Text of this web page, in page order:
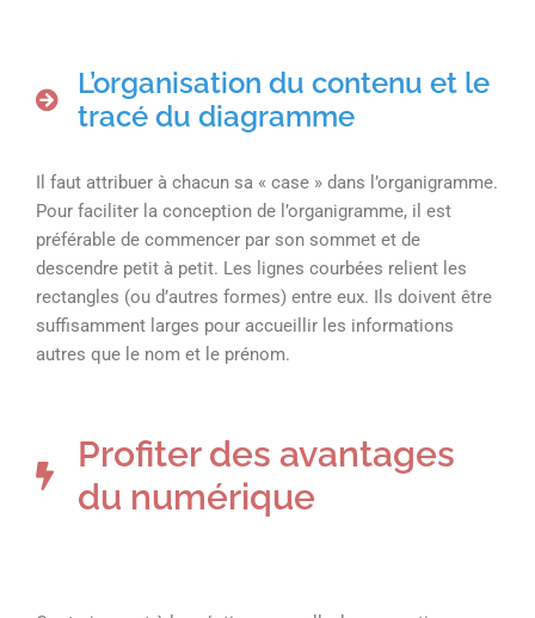
L’organisation du contenu et le
tracé du diagramme
Il faut attribuer à chacun sa « case » dans l’organigramme.
Pour faciliter la conception de l’organigramme, il est
préférable de commencer par son sommet et de
descendre petit à petit. Les lignes courbées relient les
rectangles (ou d’autres formes) entre eux. Ils doivent être
suffisamment larges pour accueillir les informations
autres que le nom et le prénom.
Profiter des avantages
du numérique